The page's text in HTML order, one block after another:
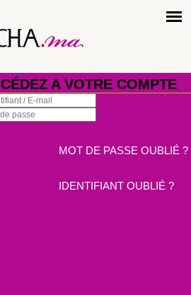
A VOTRE COMPTE
MOT DE PASSE OUBLIÉ ?
IDENTIFIANT OUBLIÉ ?